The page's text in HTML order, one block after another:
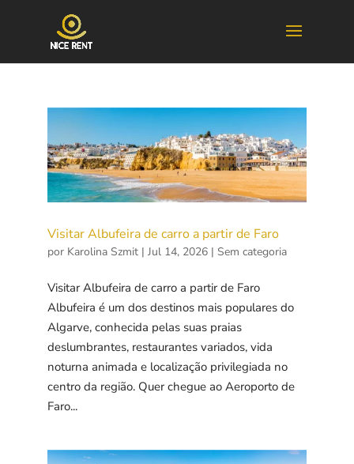
Visitar Albufeira de carro a partir de Faro
por Karolina Szmit| Jul 14, 2026| Sem categoria
Visitar Albufeira de carro a partir de Faro
Albufeira é um dos destinos mais populares do
Algarve, conhecida pelas suas praias
deslumbrantes, restaurantes variados, vida
noturna animada e localização privilegiada no
centro da região. Quer chegue ao Aeroporto de
Faro...